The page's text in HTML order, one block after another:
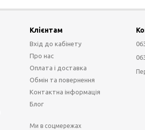
Клієнтам
Вхід до кабінету
Про нас
Оплата і доставка
Обмін та повернення
Контактна інформація
Блог
Ми в соцмережах